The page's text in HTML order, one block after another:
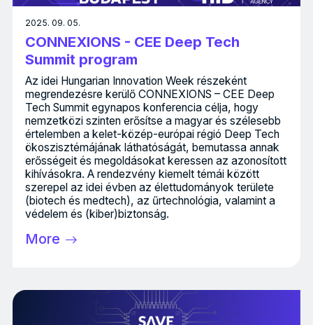
2025. 09. 05.
CONNEXIONS - CEE Deep Tech
Summit program
Az idei Hungarian Innovation Week részeként
megrendezésre kerülő CONNEXIONS – CEE Deep
Tech Summit egynapos konferencia célja, hogy
nemzetközi szinten erősítse a magyar és szélesebb
értelemben a kelet-közép-európai régió Deep Tech
ökoszisztémájának láthatóságát, bemutassa annak
erősségeit és megoldásokat keressen az azonosított
kihívásokra. A rendezvény kiemelt témái között
szerepel az idei évben az élettudományok területe
(biotech és medtech), az űrtechnológia, valamint a
védelem és (kiber)biztonság.
More